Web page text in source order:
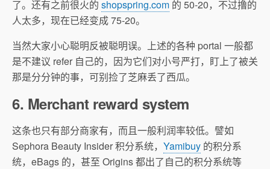
了。还有之前很火的 shopspring.com 的 50-20，不过撸的
人太多，现在已经变成 75-20。
当然大家小心聪明反被聪明误。上述的各种 portal 一般都
是不建议 refer 自己的，因为它们对小号严打，盯上了被关
那是分分钟的事，可别捡了芝麻丢了西瓜。
6. Merchant reward system
这条也只有部分商家有，而且一般利润率较低。譬如
Sephora Beauty Insider 积分系统， Yamibuy 的积分系
统，eBags 的，甚至 Origins 都出了自己的积分系统等